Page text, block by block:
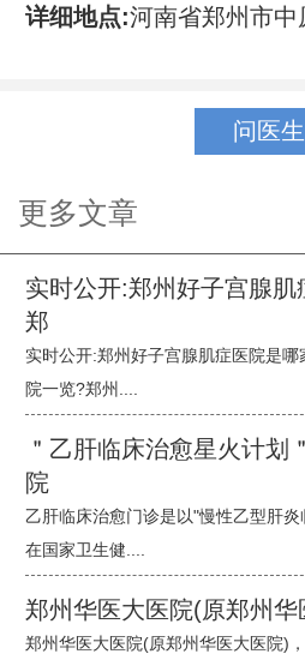
详细地点:河南省郑州市
问医生
更多文章
实时公开:郑州好子宫腺肌
郑
实时公开:郑州好子宫腺肌症医院是
院一览?郑州....
＂乙肝临床治愈星火计划
院
乙肝临床治愈门诊是以"慢性乙型肝
在国家卫生健....
郑州华医大医院(原郑州华
郑州华医大医院(原郑州华医大医院)